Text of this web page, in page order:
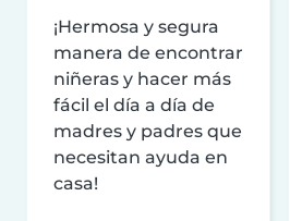
¡Hermosa y segura
manera de encontrar
niñeras y hacer más
fácil el día a día de
madres y padres que
necesitan ayuda en
casa!